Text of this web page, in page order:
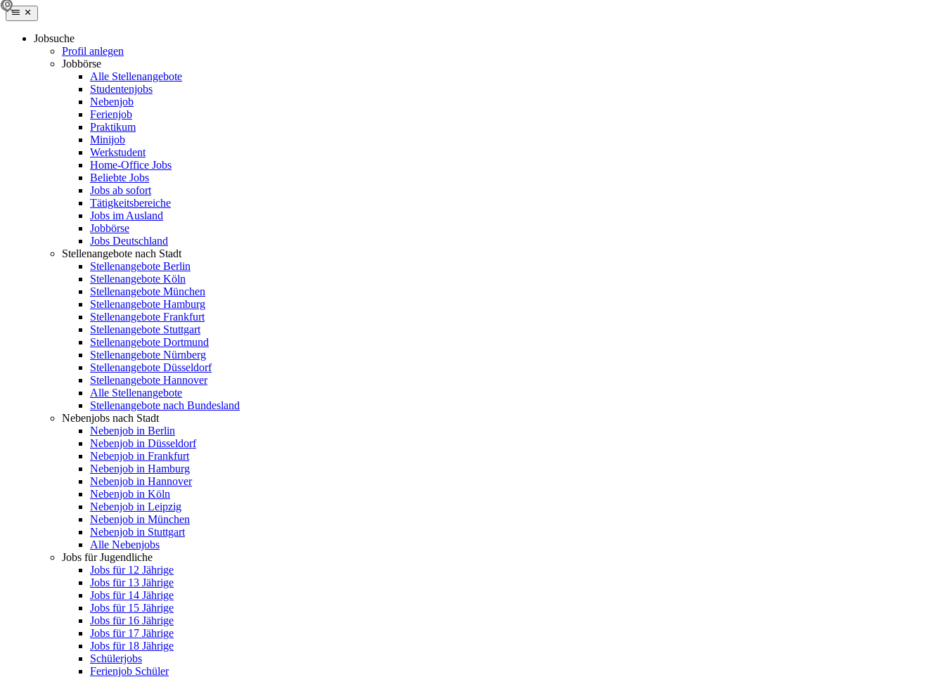
Jobsuche
Profil anlegen
Jobbörse
Alle Stellenangebote
Studentenjobs
Nebenjob
Ferienjob
Praktikum
Minijob
Werkstudent
Home-Office Jobs
Beliebte Jobs
Jobs ab sofort
Tätigkeitsbereiche
Jobs im Ausland
Jobbörse
Jobs Deutschland
Stellenangebote nach Stadt
Stellenangebote Berlin
Stellenangebote Köln
Stellenangebote München
Stellenangebote Hamburg
Stellenangebote Frankfurt
Stellenangebote Stuttgart
Stellenangebote Dortmund
Stellenangebote Nürnberg
Stellenangebote Düsseldorf
Stellenangebote Hannover
Alle Stellenangebote
Stellenangebote nach Bundesland
Nebenjobs nach Stadt
Nebenjob in Berlin
Nebenjob in Düsseldorf
Nebenjob in Frankfurt
Nebenjob in Hamburg
Nebenjob in Hannover
Nebenjob in Köln
Nebenjob in Leipzig
Nebenjob in München
Nebenjob in Stuttgart
Alle Nebenjobs
Jobs für Jugendliche
Jobs für 12 Jährige
Jobs für 13 Jährige
Jobs für 14 Jährige
Jobs für 15 Jährige
Jobs für 16 Jährige
Jobs für 17 Jährige
Jobs für 18 Jährige
Schülerjobs
Ferienjob Schüler